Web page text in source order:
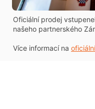
Oficiální prodej
našeho partnerského
Více informací na